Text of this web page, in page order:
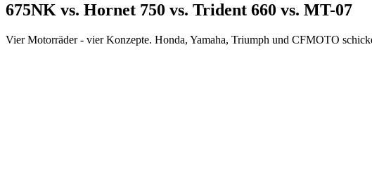
675NK vs. Hornet 750 vs. Trident 660 vs. MT-07
Vier Motorräder - vier Konzepte. Honda, Yamaha, Triumph und CFMOTO